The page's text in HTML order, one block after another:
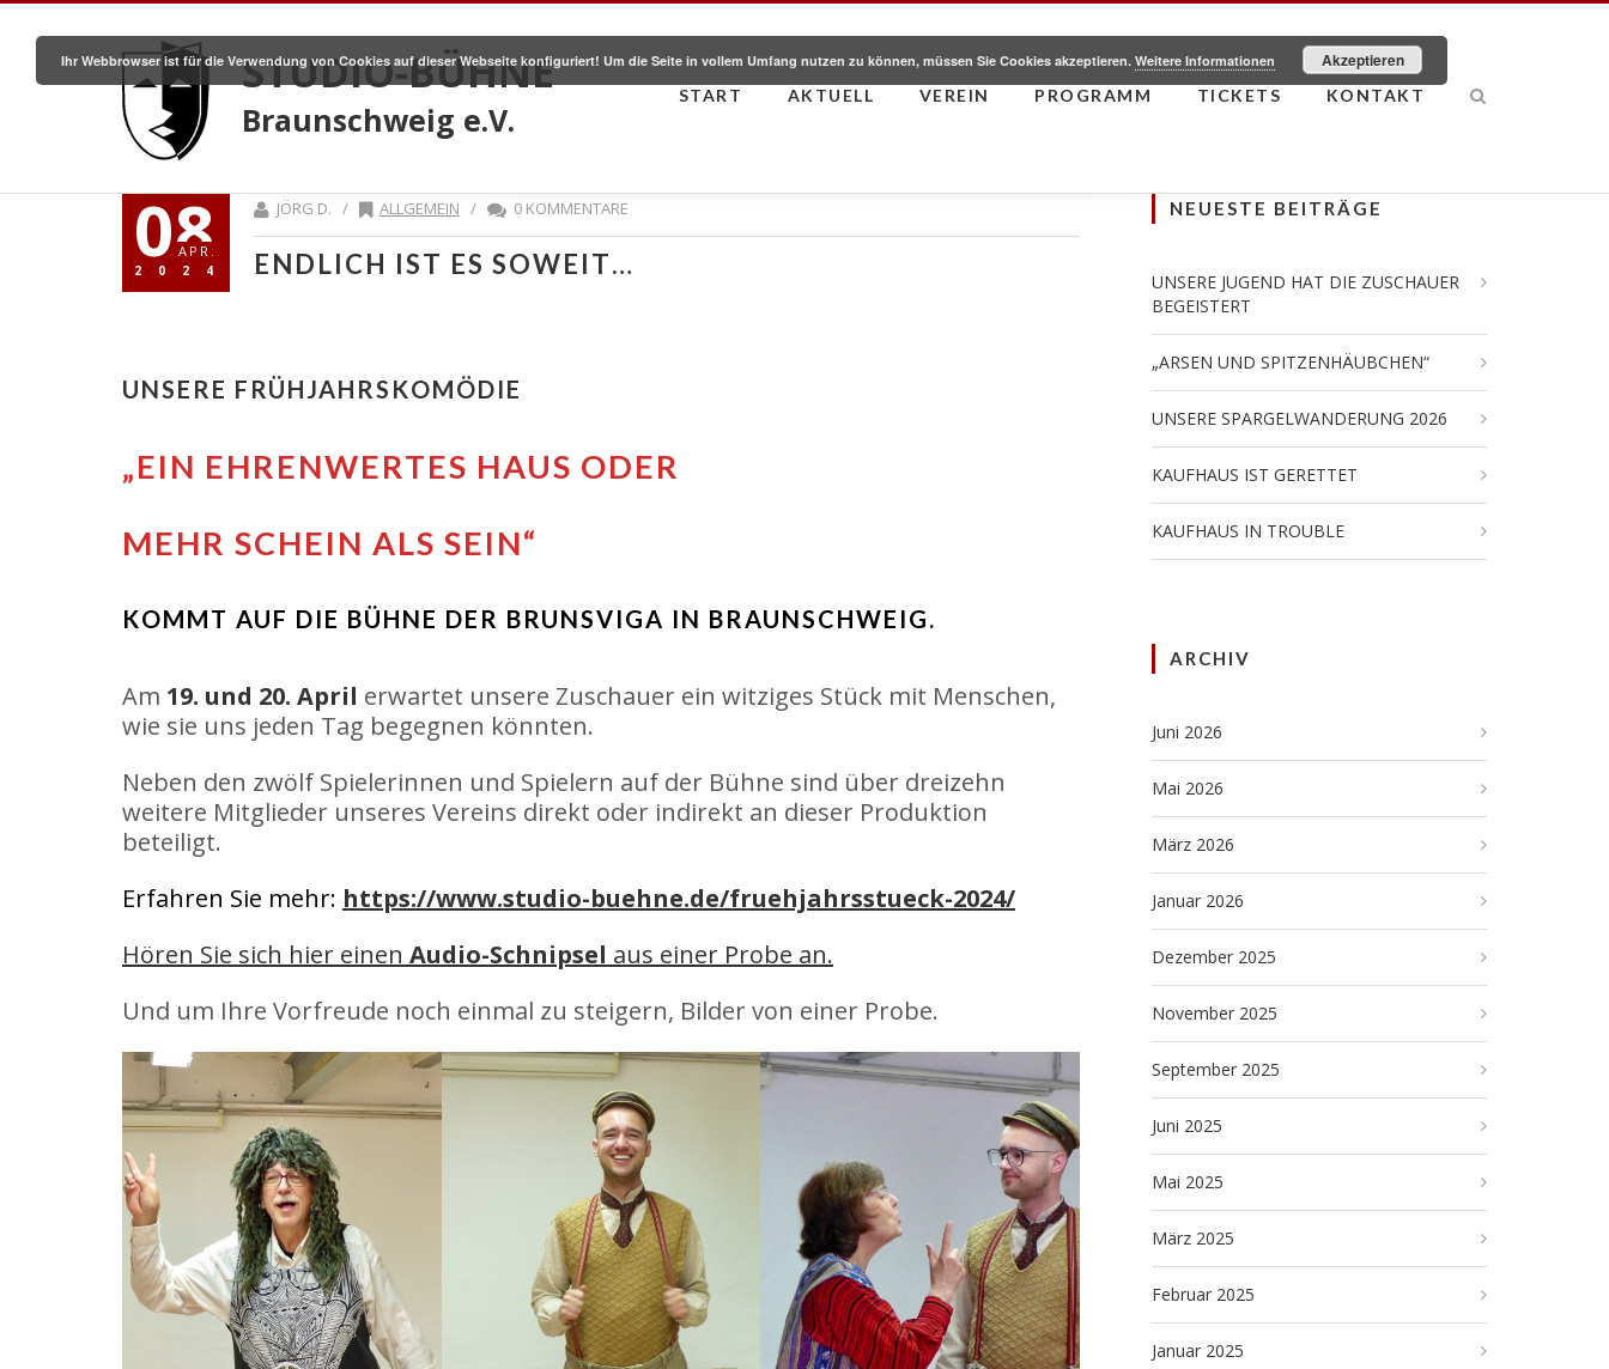
STUDIO-BÜHNE
Braunschweig e.V.
START AKTUELL VEREIN PROGRAMM TICKETS KONTAKT
08
APR.
2024
JÖRG D. / ALLGEMEIN / 0 KOMMENTARE
ENDLICH IST ES SOWEIT…
UNSERE FRÜHJAHRSKOMÖDIE
„EIN EHRENWERTES HAUS ODER
MEHR SCHEIN ALS SEIN“
KOMMT AUF DIE BÜHNE DER BRUNSVIGA IN BRAUNSCHWEIG.
Am 19. und 20. April erwartet unsere Zuschauer ein witziges Stück mit Menschen,
wie sie uns jeden Tag begegnen könnten.
Neben den zwölf Spielerinnen und Spielern auf der Bühne sind über dreizehn
weitere Mitglieder unseres Vereins direkt oder indirekt an dieser Produktion
beteiligt.
Erfahren Sie mehr: https://www.studio-buehne.de/fruehjahrsstueck-2024/
Hören Sie sich hier einen Audio-Schnipsel aus einer Probe an.
Und um Ihre Vorfreude noch einmal zu steigern, Bilder von einer Probe.
NEUESTE BEITRÄGE
UNSERE JUGEND HAT DIE ZUSCHAUER
BEGEISTERT
„ARSEN UND SPITZENHÄUBCHEN“
UNSERE SPARGELWANDERUNG 2026
KAUFHAUS IST GERETTET
KAUFHAUS IN TROUBLE
ARCHIV
Juni 2026
Mai 2026
März 2026
Januar 2026
Dezember 2025
November 2025
September 2025
Juni 2025
Mai 2025
März 2025
Februar 2025
Januar 2025
Ihr Webbrowser ist für die Verwendung von Cookies auf dieser Webseite konfiguriert! Um die Seite in vollem Umfang nutzen zu können, müssen Sie Cookies akzeptieren. Weitere Informationen Akzeptieren